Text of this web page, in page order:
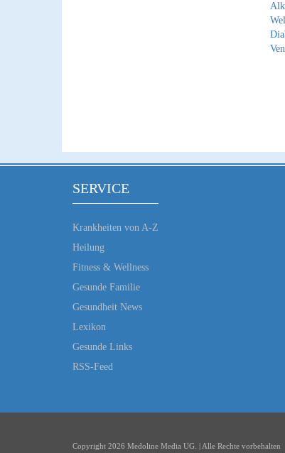
SERVICE
Krankheiten von A-Z
Heilung
Fitness & Wellness
Gesunde Familie
Gesundheit News
Lexikon
Gesunde Links
RSS-Feed
Copyright 2026 Medoline Media UG. | Alle Rechte vorbehalten